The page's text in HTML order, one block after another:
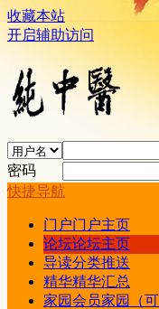
收藏本站
开启辅助访问
密码
快捷导航
门户门户主页
论坛论坛主页
导读分类推送
精华精华汇总
家园会员家园（